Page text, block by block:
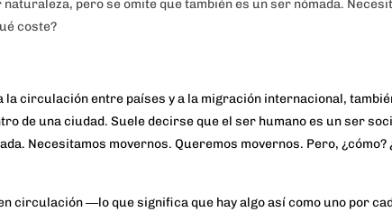
pero se omite que también es un ser nómada.
coste?
la circulación entre países y a la migración internacional,
de una ciudad. Suele decirse que el ser humano es un ser
. Necesitamos movernos. Queremos movernos. Pero, ¿cómo?
circulación ―lo que significa que hay algo así como uno por